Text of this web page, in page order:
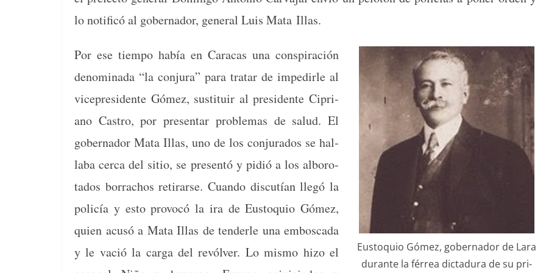
lo noti­ficó al gob­er­nador, gen­er­al Luis Mata Illas.
Eusto­quio Gómez, gob­er­nador de Lara
durante la fér­rea dic­tadu­ra de su pri­
Por ese tiem­po había en Cara­cas una con­spir­ación
denom­i­na­da “la con­ju­ra” para tratar de impedirle al
vicepres­i­dente Gómez, susti­tuir al pres­i­dente Cipri­
ano Cas­tro, por pre­sen­tar prob­le­mas de salud. El
gob­er­nador Mata Illas, uno de los con­ju­ra­dos se hal­
la­ba cer­ca del sitio, se pre­sen­tó y pidió a los alboro­
ta­dos bor­ra­chos reti­rarse. Cuan­do dis­cutían llegó la
policía y esto provocó la ira de Eusto­quio Gómez,
quien acusó a Mata Illas de ten­der­le una embosca­da
y le vació la car­ga del revólver. Lo mis­mo hizo el